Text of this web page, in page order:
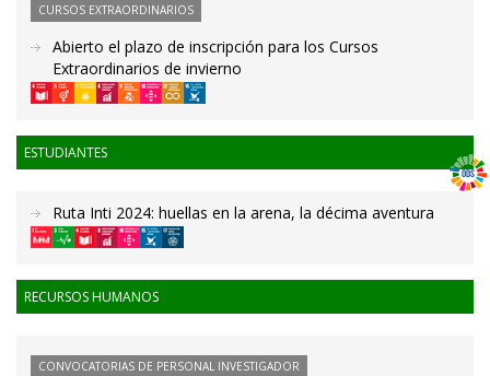
CURSOS EXTRAORDINARIOS
Abierto el plazo de inscripción para los Cursos
Extraordinarios de invierno
ESTUDIANTES
Ruta Inti 2024: huellas en la arena, la décima aventura
RECURSOS HUMANOS
CONVOCATORIAS DE PERSONAL INVESTIGADOR